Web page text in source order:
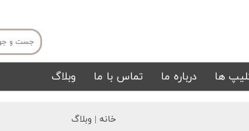
ها درباره ما تماس با ما وبلاگ
خانه | وبلاگ